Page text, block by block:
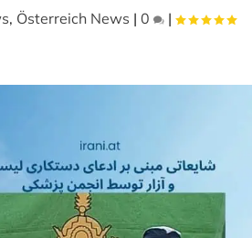
, Österreich News | 0 |